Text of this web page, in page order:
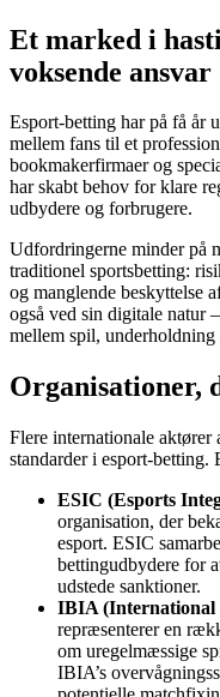
Et marked i
voksende ansvar
Esport-betting har på få år
mellem fans til et
bookmakerfirmaer og
har skabt behov for klare
udbydere og forbrugere.
Udfordringerne minder på
traditionel sportsbetting:
og manglende beskyttelse
også ved sin digitale natur
mellem spil,
Organisationer,
Flere internationale
standarder i esport-betting.
ESIC (Esports
organisation, der
esport. ESIC
bettingudbydere for
udstede sanktioner.
IBIA (International
repræsenterer en
om uregelmæssige
IBIA’s